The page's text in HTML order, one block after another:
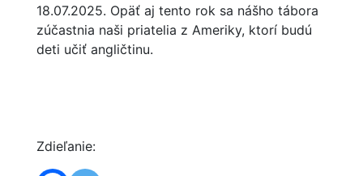
18.07.2025. Opäť aj tento rok sa nášho tábora
zúčastnia naši priatelia z Ameriky, ktorí budú
deti učiť angličtinu.
Zdieľanie: